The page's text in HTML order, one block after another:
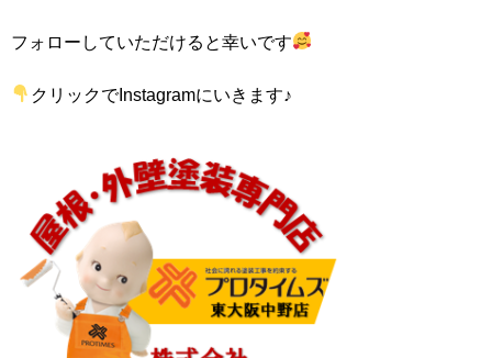
フォローしていただけると幸いです
クリックでInstagramにいきます♪